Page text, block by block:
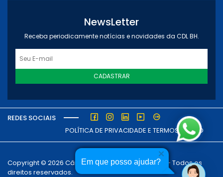
Em que posso ajudar?
NewsLetter
Receba periodicamente notícias e novidades da CDL BH.
CADASTRAR
REDES SOCIAIS
POLÍTICA DE PRIVACIDADE E TERMOS DE USO
Copyright © 2026 Câmara dos Dirigentes Lojistas - Todos os
direitos reservados.